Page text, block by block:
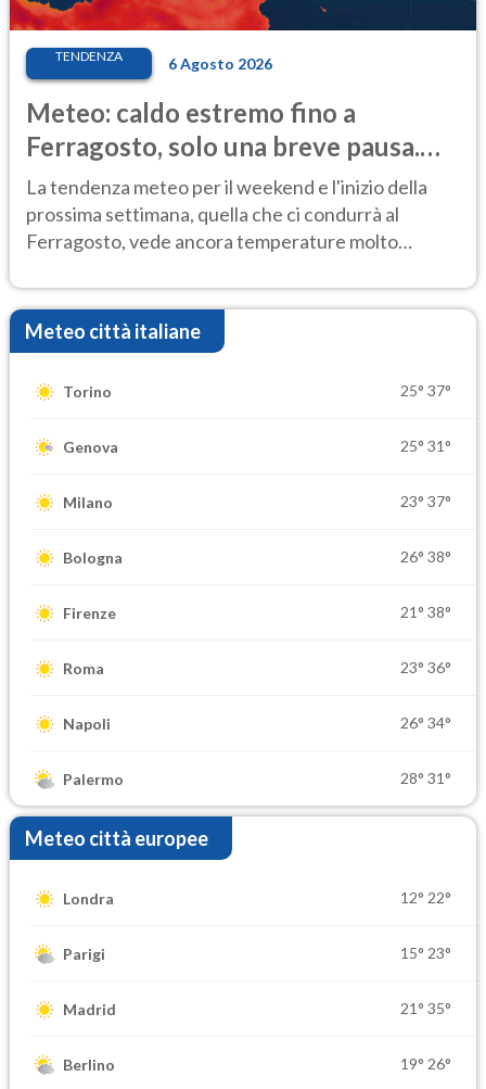
TENDENZA 6 Agosto 2026
Meteo: caldo estremo fino a
Ferragosto, solo una breve pausa.
Ecco dove
La tendenza meteo per il weekend e l'inizio della
prossima settimana, quella che ci condurrà al
Ferragosto, vede ancora temperature molto
Meteo città italiane
Torino 25° 37°
Genova 25° 31°
Milano 23° 37°
Bologna 26° 38°
Firenze 21° 38°
Roma 23° 36°
Napoli 26° 34°
Palermo 28° 31°
Meteo città europee
Londra 12° 22°
Parigi 15° 23°
Madrid 21° 35°
Berlino 19° 26°